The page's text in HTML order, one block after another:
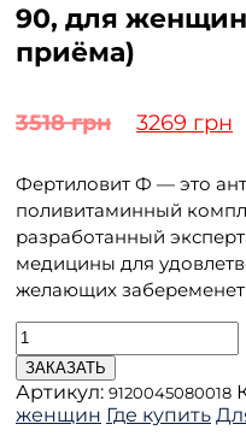
90, для
приёма)
3518грн
3518
3269 грн
Фертиловит Ф — это
поливитаминный
разработанный
медицины для
желающих
Количество
товара
Fertilovit
F
(Фертиловит
ЗАКАЗАТЬ
Артикул: 9120045080018
женщин Где купить